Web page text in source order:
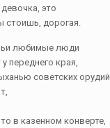
это
стоишь, дорогая.
любимые люди
переднего края,
советских орудий
в казенном конверте,